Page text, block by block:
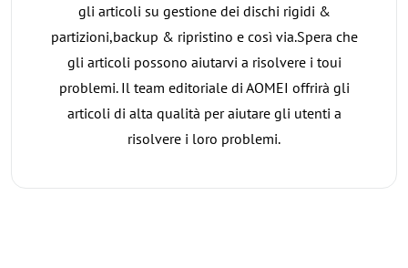
gli articoli su gestione dei dischi rigidi &
partizioni,backup & ripristino e così via.Spera che
gli articoli possono aiutarvi a risolvere i toui
problemi. Il team editoriale di AOMEI offrirà gli
articoli di alta qualità per aiutare gli utenti a
risolvere i loro problemi.